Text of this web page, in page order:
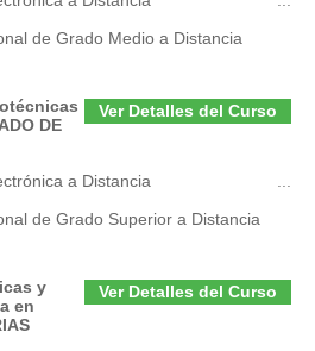
de Grado Medio a Distancia
Ver Detalles del Curso
DE
a Distancia
de Grado Superior a Distancia
Ver Detalles del Curso
y
en